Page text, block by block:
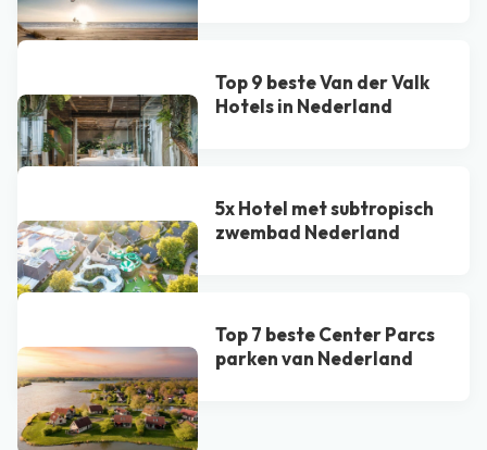
Top 9 beste Van der Valk
Hotel​s in Nederland
5x Hotel met subtropisch
zwembad Nederland
Top 7 beste Center Parcs
parken van Nederland
Bekijk alle blogs